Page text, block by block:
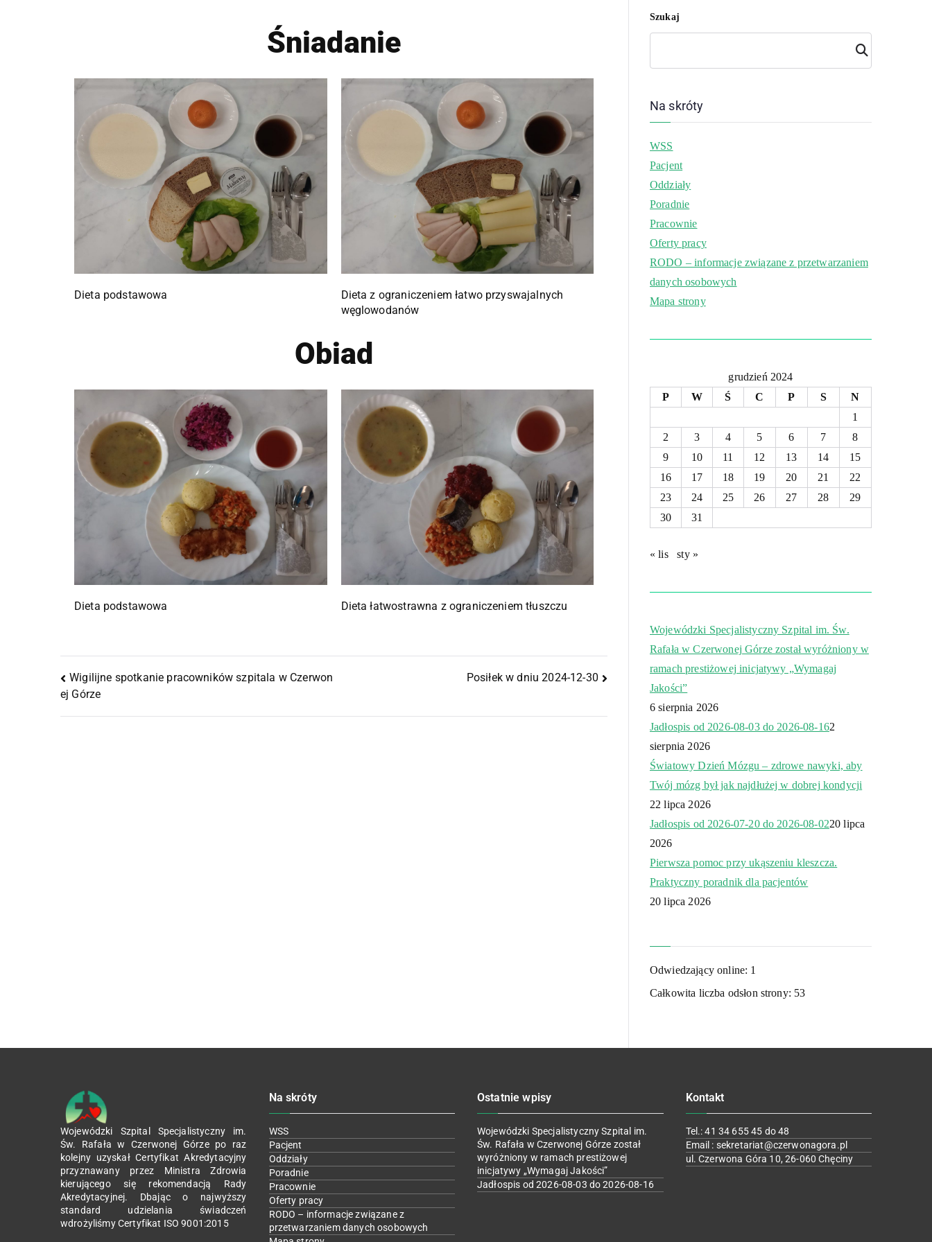
Śniadanie
Dieta podstawowa
Dieta z ograniczeniem łatwo przyswajalnych
węglowodanów
Obiad
Dieta podstawowa Dieta łatwostrawna z ograniczeniem tłuszczu
Wigilijne spotkanie pracowników szpitala w Czerwon
ej Górze
Posiłek w dniu 2024-12-30
Szukaj
Szuk
aj
Na skróty
WSS
Pacjent
Oddziały
Poradnie
Pracownie
Oferty pracy
RODO – informacje związane z przetwarzaniem
danych osobowych
Mapa strony
grudzień 2024
P
W Ś C P S
N
1
2
3 4 5 6 7
8
9
10 11 12 13 14
15
16
17 18 19 20 21
22
23
24 25 26 27 28
29
30
31
« lis sty »
Wojewódzki Specjalistyczny Szpital im. Św.
Rafała w Czerwonej Górze został wyróżniony w
ramach prestiżowej inicjatywy „Wymagaj
Jakości”
6 sierpnia 2026
Jadłospis od 2026-08-03 do 2026-08-162
sierpnia 2026
Światowy Dzień Mózgu – zdrowe nawyki, aby
Twój mózg był jak najdłużej w dobrej kondycji
22 lipca 2026
Jadłospis od 2026-07-20 do 2026-08-0220 lipca
2026
Pierwsza pomoc przy ukąszeniu kleszcza.
Praktyczny poradnik dla pacjentów
20 lipca 2026
Odwiedzający online: 1
Całkowita liczba odsłon strony: 53
Wojewódzki Szpital Specjalistyczny im.
Św. Rafała w Czerwonej Górze po raz
kolejny uzyskał Certyfikat Akredytacyjny
przyznawany przez Ministra Zdrowia
kierującego się rekomendacją Rady
Akredytacyjnej. Dbając o najwyższy
standard udzielania świadczeń
wdrożyliśmy Certyfikat ISO 9001:2015
Na skróty
WSS
Pacjent
Oddziały
Poradnie
Pracownie
Oferty pracy
RODO – informacje związane z
przetwarzaniem danych osobowych
Ostatnie wpisy
Wojewódzki Specjalistyczny Szpital im.
Św. Rafała w Czerwonej Górze został
wyróżniony w ramach prestiżowej
inicjatywy „Wymagaj Jakości”
Jadłospis od 2026-08-03 do 2026-08-16
Kontakt
Tel.: 41 34 655 45 do 48
Email : sekretariat@czerwonagora.pl
ul. Czerwona Góra 10, 26-060 Chęciny